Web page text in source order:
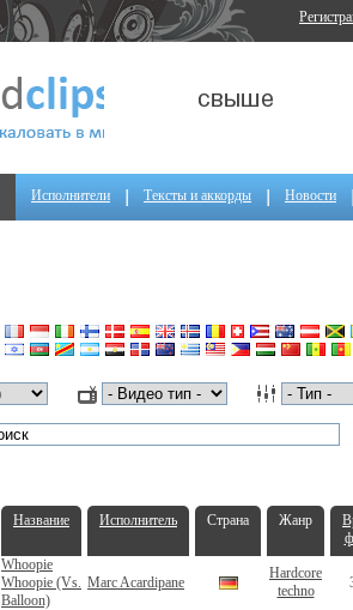
Исполнители Тексты и аккорды Новости
Название Исполнитель Страна Жанр
Whoopie
Whoopie (Vs.
Balloon)
Marc Acardipane
Hardcore
techno